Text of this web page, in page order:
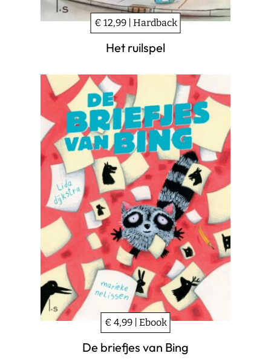
€ 12,99 | Hardback
Het ruilspel
€ 4,99 | Ebook
De briefjes van Bing